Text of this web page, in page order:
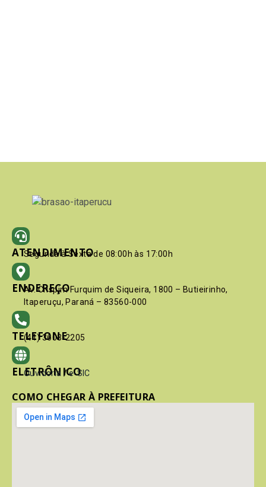
ATENDIMENTO
Segunda à Sexta de 08:00h às 17:00h
ENDEREÇO
Av. Crispim Furquim de Siqueira, 1800 – Butieirinho,
Itaperuçu, Paraná – 83560-000
TELEFONE
(41) 3603-2205
ELETRÔNICO
Ouvidoria / e-SIC
COMO CHEGAR À PREFEITURA